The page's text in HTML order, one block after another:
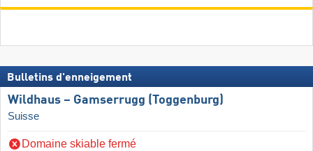
Bulletins d'enneigement
Wildhaus – Gamserrugg (Toggenburg)
Suisse
Domaine skiable fermé